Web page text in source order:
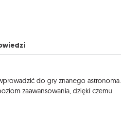
do gry znanego astronoma.
zaawansowania, dzięki czemu